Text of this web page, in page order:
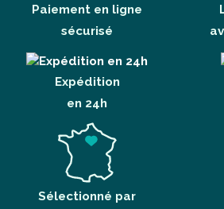
Paiement en ligne
sécurisé
Expédition
en 24h
Sélectionné par